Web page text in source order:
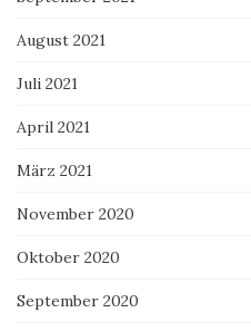
August 2021
Juli 2021
April 2021
März 2021
November 2020
Oktober 2020
September 2020